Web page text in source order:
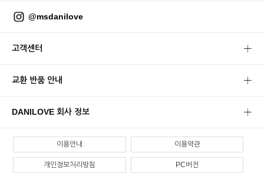
@msdanilove
고객센터
교환 반품 안내
DANILOVE 회사 정보
이용안내 이용약관
개인정보처리방침 PC버전